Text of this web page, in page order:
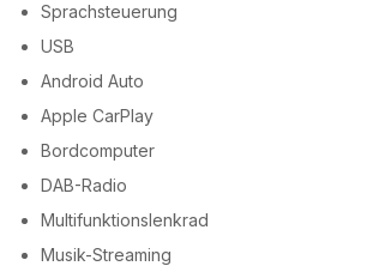
Sprachsteuerung
USB
Android Auto
Apple CarPlay
Bordcomputer
DAB-Radio
Multifunktionslenkrad
Musik-Streaming